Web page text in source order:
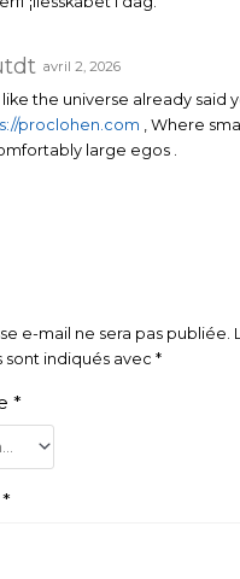
avril 2, 2026
like the universe already said
proclohen.com , Where
large egos .
e-mail ne sera pas publiée.
indiqués avec *
*
*